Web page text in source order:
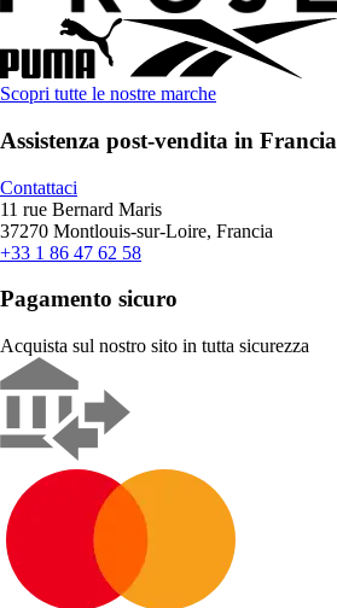
Scopri tutte le nostre marche
Assistenza post-vendita in Francia
Contattaci
11 rue Bernard Maris
37270 Montlouis-sur-Loire, Francia
+33 1 86 47 62 58
Pagamento sicuro
Acquista sul nostro sito in tutta sicurezza